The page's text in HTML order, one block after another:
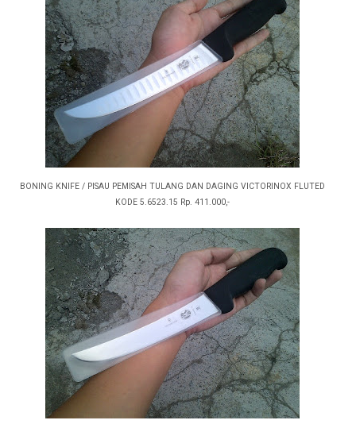
BONING KNIFE / PISAU PEMISAH TULANG DAN DAGING VICTORINOX FLUTED
KODE 5.6523.15 Rp. 411.000,-